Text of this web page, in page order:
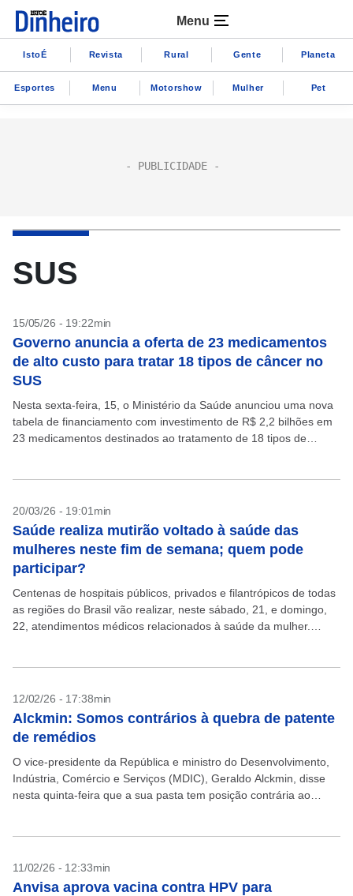
Menu
IstoÉ Revista Rural Gente Planeta
Esportes Menu Motorshow Mulher Pet
SUS
15/05/26 - 19:22min
Governo anuncia a oferta de 23 medicamentos
de alto custo para tratar 18 tipos de câncer no
SUS
Nesta sexta-feira, 15, o Ministério da Saúde anunciou uma nova
tabela de financiamento com investimento de R$ 2,2 bilhões em
23 medicamentos destinados ao tratamento de 18 tipos de
20/03/26 - 19:01min
Saúde realiza mutirão voltado à saúde das
mulheres neste fim de semana; quem pode
participar?
Centenas de hospitais públicos, privados e filantrópicos de todas
as regiões do Brasil vão realizar, neste sábado, 21, e domingo,
22, atendimentos médicos relacionados à saúde da mulher.
12/02/26 - 17:38min
Alckmin: Somos contrários à quebra de patente
de remédios
O vice-presidente da República e ministro do Desenvolvimento,
Indústria, Comércio e Serviços (MDIC), Geraldo Alckmin, disse
nesta quinta-feira que a sua pasta tem posição contrária ao
11/02/26 - 12:33min
Anvisa aprova vacina contra HPV para